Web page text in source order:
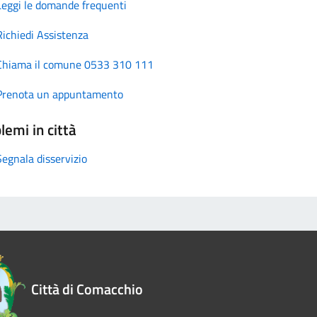
le domande frequenti
Assistenza
il comune 0533 310 111
un appuntamento
in città
disservizio
Città di Comacchio